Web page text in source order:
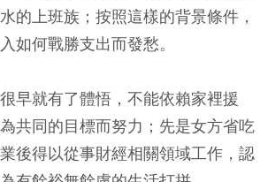
的上班族；按照這樣的背景條件，
如何戰勝支出而發愁。
早就有了體悟，不能依賴家裡援
共同的目標而努力；先是女方省吃
後得以從事財經相關領域工作，認